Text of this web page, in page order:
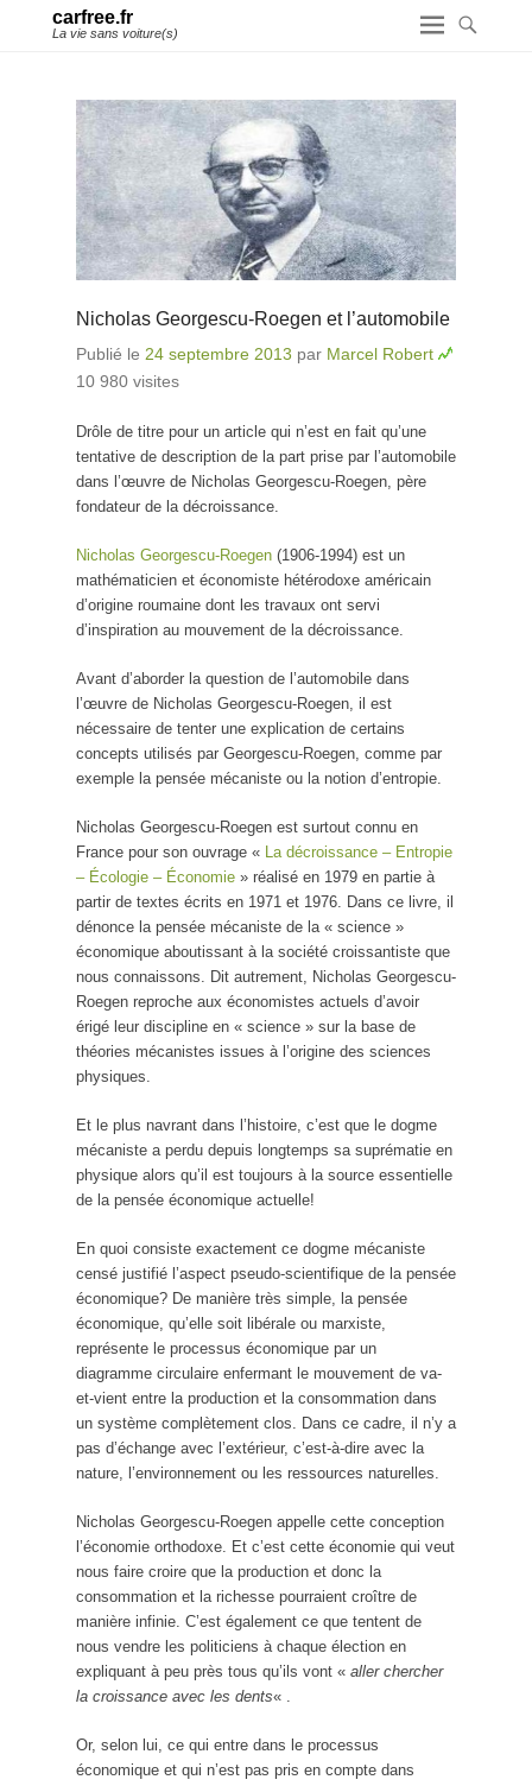
carfree.fr
La vie sans voiture(s)
Nicholas Georgescu-Roegen et l’automobile
Publié le 24 septembre 2013 par Marcel Robert
10 980 visites
Drôle de titre pour un article qui n’est en fait qu’une
tentative de description de la part prise par l’automobile
dans l’œuvre de Nicholas Georgescu-Roegen, père
fondateur de la décroissance.
Nicholas Georgescu-Roegen (1906-1994) est un
mathématicien et économiste hétérodoxe américain
d’origine roumaine dont les travaux ont servi
d’inspiration au mouvement de la décroissance.
Avant d’aborder la question de l’automobile dans
l’œuvre de Nicholas Georgescu-Roegen, il est
nécessaire de tenter une explication de certains
concepts utilisés par Georgescu-Roegen, comme par
exemple la pensée mécaniste ou la notion d’entropie.
Nicholas Georgescu-Roegen est surtout connu en
France pour son ouvrage « La décroissance – Entropie
– Écologie – Économie » réalisé en 1979 en partie à
partir de textes écrits en 1971 et 1976. Dans ce livre, il
dénonce la pensée mécaniste de la « science »
économique aboutissant à la société croissantiste que
nous connaissons. Dit autrement, Nicholas Georgescu-
Roegen reproche aux économistes actuels d’avoir
érigé leur discipline en « science » sur la base de
théories mécanistes issues à l’origine des sciences
physiques.
Et le plus navrant dans l’histoire, c’est que le dogme
mécaniste a perdu depuis longtemps sa suprématie en
physique alors qu’il est toujours à la source essentielle
de la pensée économique actuelle!
En quoi consiste exactement ce dogme mécaniste
censé justifié l’aspect pseudo-scientifique de la pensée
économique? De manière très simple, la pensée
économique, qu’elle soit libérale ou marxiste,
représente le processus économique par un
diagramme circulaire enfermant le mouvement de va-
et-vient entre la production et la consommation dans
un système complètement clos. Dans ce cadre, il n’y a
pas d’échange avec l’extérieur, c’est-à-dire avec la
nature, l’environnement ou les ressources naturelles.
Nicholas Georgescu-Roegen appelle cette conception
l’économie orthodoxe. Et c’est cette économie qui veut
nous faire croire que la production et donc la
consommation et la richesse pourraient croître de
manière infinie. C’est également ce que tentent de
nous vendre les politiciens à chaque élection en
expliquant à peu près tous qu’ils vont « aller chercher
la croissance avec les dents« .
Or, selon lui, ce qui entre dans le processus
économique et qui n’est pas pris en compte dans